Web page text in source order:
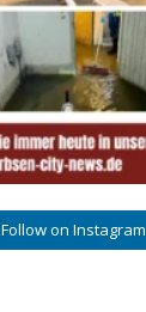
Follow on Instagram